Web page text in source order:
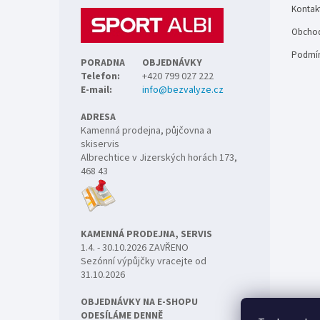
PORADNA
OBJEDNÁVKY
Telefon:
+420 799 027 222
E-mail:
info@bezvalyze.cz
ADRESA
Kamenná prodejna, půjčovna a
skiservis
Albrechtice v Jizerských horách 173,
468 43
KAMENNÁ PRODEJNA, SERVIS
1.4. - 30.10.2026 ZAVŘENO
Sezónní výpůjčky vracejte od
31.10.2026
OBJEDNÁVKY NA E-SHOPU
ODESÍLÁME DENNĚ